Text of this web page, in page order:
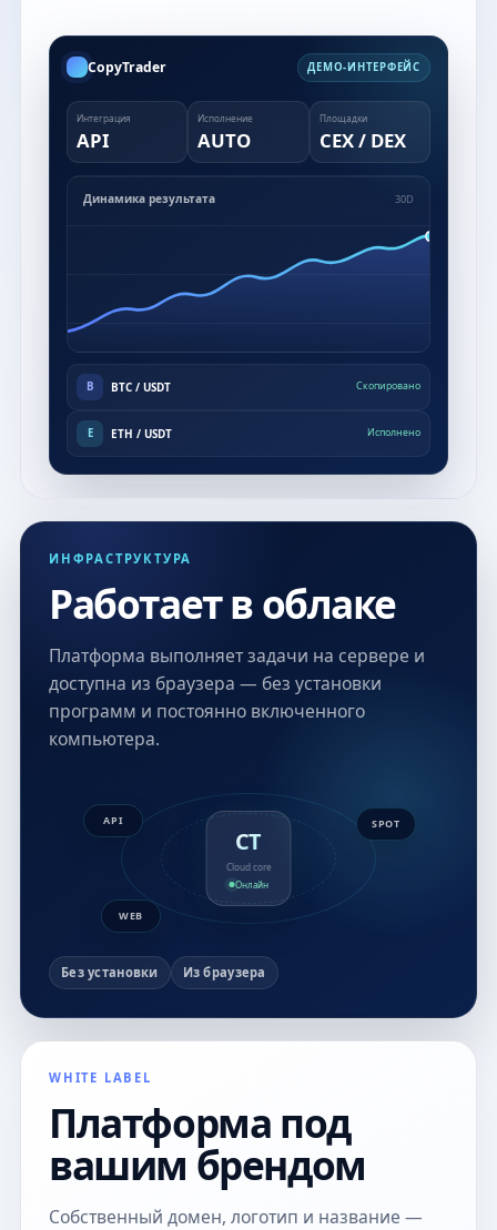
CopyTrader ДЕМО-ИНТЕРФЕЙС
Интеграция
API
Исполнение
AUTO
Площадки
CEX / DEX
Динамика результата 30D
B BTC / USDT Скопировано
E ETH / USDT Исполнено
ИНФРАСТРУКТУРА
Работает в облаке
Платформа выполняет задачи на сервере и
доступна из браузера — без установки
программ и постоянно включенного
компьютера.
CT
Cloud core
Онлайн
API SPOT
WEB
Без установки Из браузера
WHITE LABEL
Платформа под
вашим брендом
Собственный домен, логотип и название —